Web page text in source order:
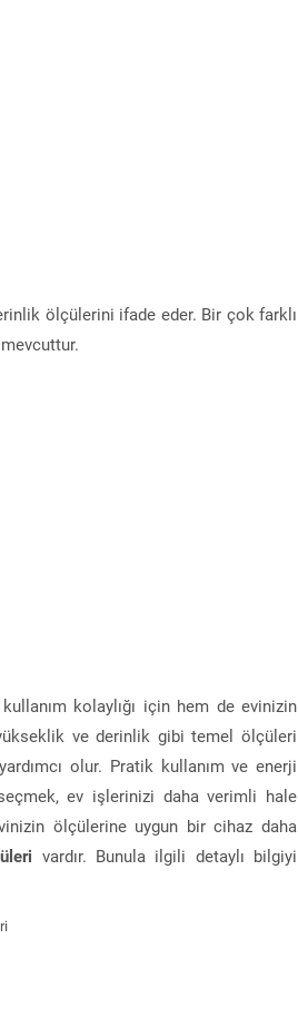
ölçülerini ifade eder. Bir çok farklı
kolaylığı için hem de evinizin
ve derinlik gibi temel ölçüleri
olur. Pratik kullanım ve enerji
ev işlerinizi daha verimli hale
ölçülerine uygun bir cihaz daha
vardır. Bunula ilgili detaylı bilgiyi